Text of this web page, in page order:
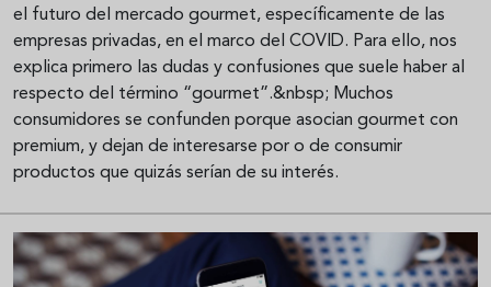
el futuro del mercado gourmet, específicamente de las
empresas privadas, en el marco del COVID. Para ello, nos
explica primero las dudas y confusiones que suele haber al
respecto del término “gourmet”.&nbsp; Muchos
consumidores se confunden porque asocian gourmet con
premium, y dejan de interesarse por o de consumir
productos que quizás serían de su interés.